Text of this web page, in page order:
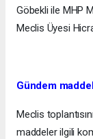
Göbekli ile MHP
Meclis Üyesi
Gündem
Meclis
maddeler ilgili